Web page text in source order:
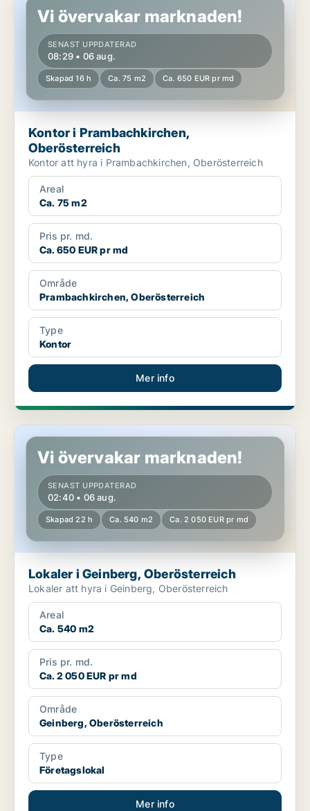
Vi övervakar marknaden!
SENAST UPPDATERAD
08:29 • 06 aug.
Skapad 16 h Ca. 75 m2 Ca. 650 EUR pr md
Kontor i Prambachkirchen,
Oberösterreich
Kontor att hyra i Prambachkirchen, Oberösterreich
Areal
Ca. 75 m2
Pris pr. md.
Ca. 650 EUR pr md
Område
Prambachkirchen, Oberösterreich
Type
Kontor
Mer info
Lokaler i Geinberg, Oberösterreich
Vi övervakar marknaden!
SENAST UPPDATERAD
02:40 • 06 aug.
Skapad 22 h Ca. 540 m2 Ca. 2 050 EUR pr md
Lokaler i Geinberg, Oberösterreich
Lokaler att hyra i Geinberg, Oberösterreich
Areal
Ca. 540 m2
Pris pr. md.
Ca. 2 050 EUR pr md
Område
Geinberg, Oberösterreich
Type
Företagslokal
Mer info